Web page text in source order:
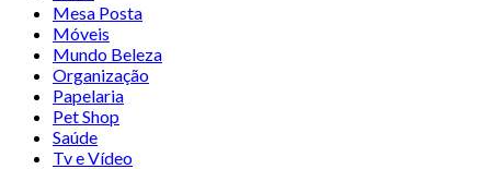
Mesa Posta
Móveis
Mundo Beleza
Organização
Papelaria
Pet Shop
Saúde
Tv e Vídeo